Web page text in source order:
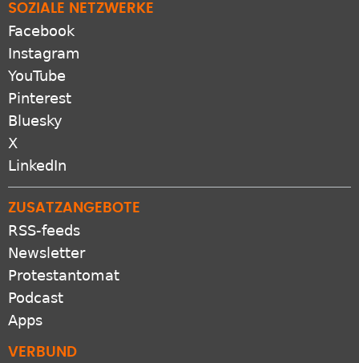
SOZIALE NETZWERKE
Facebook
Instagram
YouTube
Pinterest
Bluesky
X
LinkedIn
ZUSATZANGEBOTE
RSS-feeds
Newsletter
Protestantomat
Podcast
Apps
VERBUND